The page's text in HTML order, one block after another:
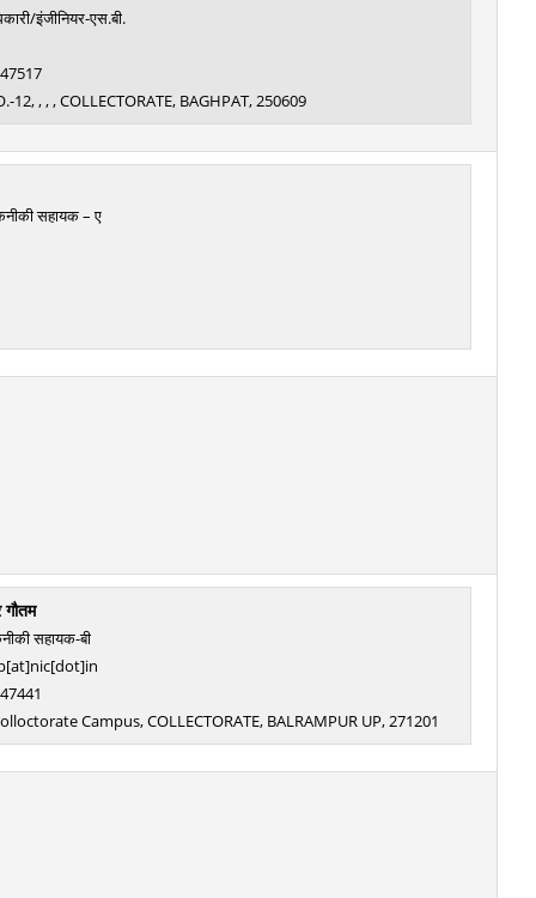
इंजीनियर-एस.बी.
12, , , , COLLECTORATE, BAGHPAT, 250609
सहायक – ए
सहायक-बी
Campus, COLLECTORATE, BALRAMPUR UP, 271201